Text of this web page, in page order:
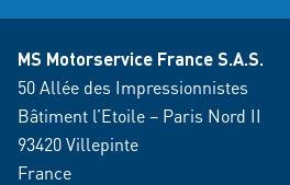
MS Motorservice France S.A.S.
50 Allée des Impressionnistes
Bâtiment l’Etoile – Paris Nord II
93420 Villepinte
France